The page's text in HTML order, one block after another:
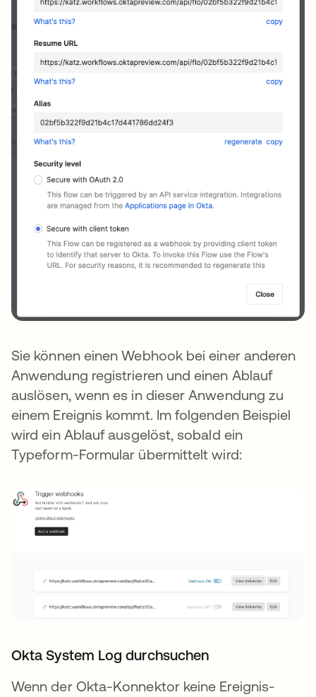
Sie können einen Webhook bei einer anderen
Anwendung registrieren und einen Ablauf
auslösen, wenn es in dieser Anwendung zu
einem Ereignis kommt. Im folgenden Beispiel
wird ein Ablauf ausgelöst, sobald ein
Typeform-Formular übermittelt wird:
Okta System Log durchsuchen
Wenn der Okta-Konnektor keine Ereignis-